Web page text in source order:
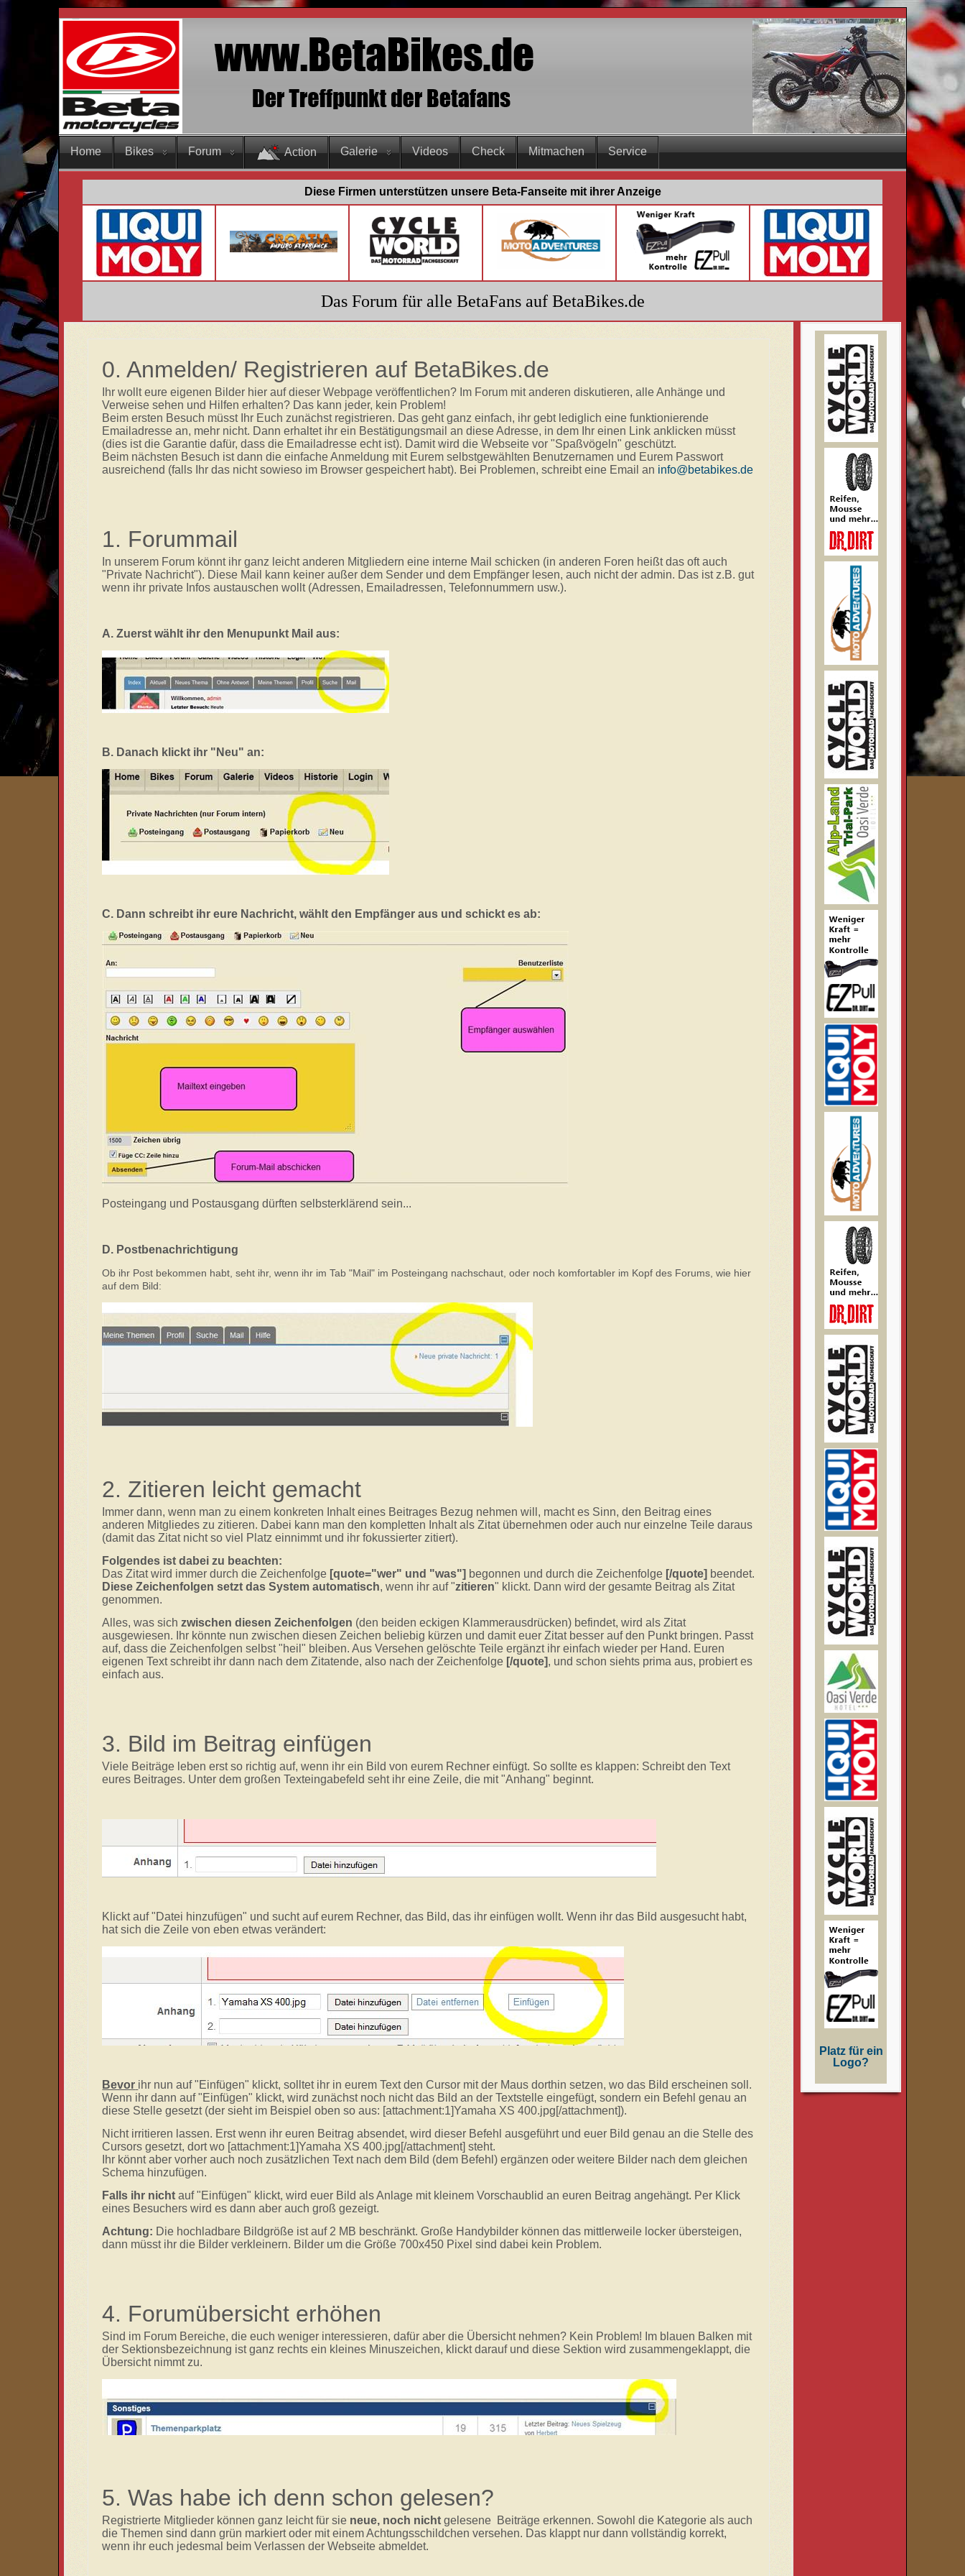
Home Bikes Forum Action Galerie Videos Check Mitmachen Service
Diese Firmen unterstützen unsere Beta-Fanseite mit ihrer Anzeige
Das Forum für alle BetaFans auf BetaBikes.de
0. Anmelden/ Registrieren auf BetaBikes.de
Ihr wollt eure eigenen Bilder hier auf dieser Webpage veröffentlichen? Im Forum mit anderen diskutieren, alle Anhänge und
Verweise sehen und Hilfen erhalten? Das kann jeder, kein Problem!
Beim ersten Besuch müsst Ihr Euch zunächst registrieren. Das geht ganz einfach, ihr gebt lediglich eine funktionierende
Emailadresse an, mehr nicht. Dann erhaltet ihr ein Bestätigungsmail an diese Adresse, in dem Ihr einen Link anklicken müsst
(dies ist die Garantie dafür, dass die Emailadresse echt ist). Damit wird die Webseite vor "Spaßvögeln" geschützt.
Beim nächsten Besuch ist dann die einfache Anmeldung mit Eurem selbstgewählten Benutzernamen und Eurem Passwort
ausreichend (falls Ihr das nicht sowieso im Browser gespeichert habt). Bei Problemen, schreibt eine Email an info@betabikes.de
1. Forummail
In unserem Forum könnt ihr ganz leicht anderen Mitgliedern eine interne Mail schicken (in anderen Foren heißt das oft auch
"Private Nachricht"). Diese Mail kann keiner außer dem Sender und dem Empfänger lesen, auch nicht der admin. Das ist z.B. gut
wenn ihr private Infos austauschen wollt (Adressen, Emailadressen, Telefonnummern usw.).
A. Zuerst wählt ihr den Menupunkt Mail aus:
B. Danach klickt ihr "Neu" an:
C. Dann schreibt ihr eure Nachricht, wählt den Empfänger aus und schickt es ab:
Posteingang und Postausgang dürften selbsterklärend sein...
D. Postbenachrichtigung
Ob ihr Post bekommen habt, seht ihr, wenn ihr im Tab "Mail" im Posteingang nachschaut, oder noch komfortabler im Kopf des Forums, wie hier
auf dem Bild:
2. Zitieren leicht gemacht
Immer dann, wenn man zu einem konkreten Inhalt eines Beitrages Bezug nehmen will, macht es Sinn, den Beitrag eines
anderen Mitgliedes zu zitieren. Dabei kann man den kompletten Inhalt als Zitat übernehmen oder auch nur einzelne Teile daraus
(damit das Zitat nicht so viel Platz einnimmt und ihr fokussierter zitiert).
Folgendes ist dabei zu beachten:
Das Zitat wird immer durch die Zeichenfolge [quote="wer" und "was"] begonnen und durch die Zeichenfolge [/quote] beendet.
Diese Zeichenfolgen setzt das System automatisch, wenn ihr auf "zitieren" klickt. Dann wird der gesamte Beitrag als Zitat
genommen.
Alles, was sichzwischen diesen Zeichenfolgen (den beiden eckigen Klammerausdrücken) befindet, wird als Zitat
ausgewiesen. Ihr könnte nun zwischen diesen Zeichen beliebig kürzen und damit euer Zitat besser auf den Punkt bringen. Passt
auf, dass die Zeichenfolgen selbst "heil" bleiben. Aus Versehen gelöschte Teile ergänzt ihr einfach wieder per Hand. Euren
eigenen Text schreibt ihr dann nach dem Zitatende, also nach der Zeichenfolge [/quote], und schon siehts prima aus, probiert es
einfach aus.
3. Bild im Beitrag einfügen
Viele Beiträge leben erst so richtig auf, wenn ihr ein Bild von eurem Rechner einfügt. So sollte es klappen: Schreibt den Text
eures Beitrages. Unter dem großen Texteingabefeld seht ihr eine Zeile, die mit "Anhang" beginnt.
Klickt auf "Datei hinzufügen" und sucht auf eurem Rechner, das Bild, das ihr einfügen wollt. Wenn ihr das Bild ausgesucht habt,
hat sich die Zeile von eben etwas verändert:
Bevor ihr nun auf "Einfügen" klickt, solltet ihr in eurem Text den Cursor mit der Maus dorthin setzen, wo das Bild erscheinen soll.
Wenn ihr dann auf "Einfügen" klickt, wird zunächst noch nicht das Bild an der Textstelle eingefügt, sondern ein Befehl genau an
diese Stelle gesetzt (der sieht im Beispiel oben so aus: [attachment:1]Yamaha XS 400.jpg[/attachment]).
Nicht irritieren lassen. Erst wenn ihr euren Beitrag absendet, wird dieser Befehl ausgeführt und euer Bild genau an die Stelle des
Cursors gesetzt, dort wo [attachment:1]Yamaha XS 400.jpg[/attachment] steht.
Ihr könnt aber vorher auch noch zusätzlichen Text nach dem Bild (dem Befehl) ergänzen oder weitere Bilder nach dem gleichen
Schema hinzufügen.
Falls ihr nicht auf "Einfügen" klickt, wird euer Bild als Anlage mit kleinem Vorschaublid an euren Beitrag angehängt. Per Klick
eines Besuchers wird es dann aber auch groß gezeigt.
Achtung: Die hochladbare Bildgröße ist auf 2 MB beschränkt. Große Handybilder können das mittlerweile locker übersteigen,
dann müsst ihr die Bilder verkleinern. Bilder um die Größe 700x450 Pixel sind dabei kein Problem.
4. Forumübersicht erhöhen
Sind im Forum Bereiche, die euch weniger interessieren, dafür aber die Übersicht nehmen? Kein Problem! Im blauen Balken mit
der Sektionsbezeichnung ist ganz rechts ein kleines Minuszeichen, klickt darauf und diese Sektion wird zusammengeklappt, die
Übersicht nimmt zu.
5. Was habe ich denn schon gelesen?
Registrierte Mitglieder können ganz leicht für sie neue, noch nicht gelesene Beiträge erkennen. Sowohl die Kategorie als auch
die Themen sind dann grün markiert oder mit einem Achtungsschildchen versehen. Das klappt nur dann vollständig korrekt,
wenn ihr euch jedesmal beim Verlassen der Webseite abmeldet.
Platz für ein
Logo?